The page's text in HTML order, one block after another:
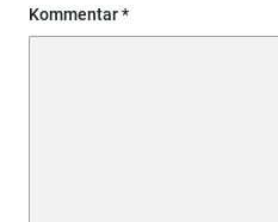
Kommentar